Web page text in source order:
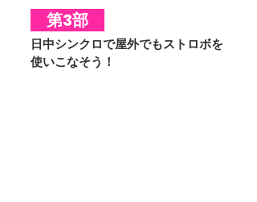
第3部
日中シンクロで屋外でもストロボを
使いこなそう！